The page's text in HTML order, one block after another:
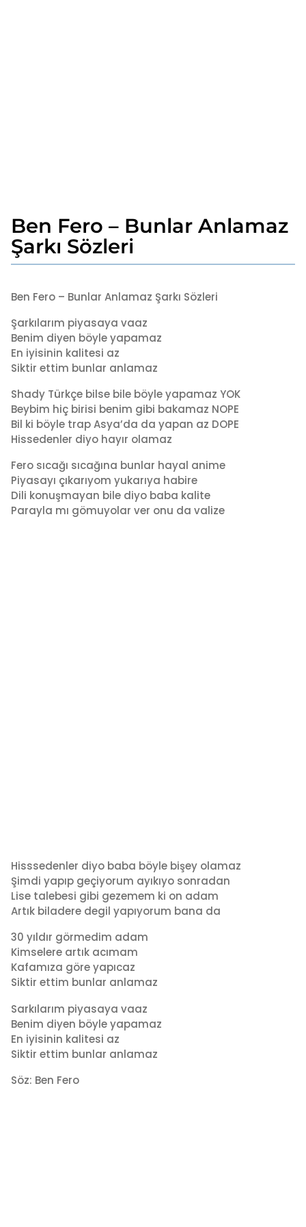
4
y
ı
l
g
4
y
ı
l
a
g
o
Ben Fero – Bunlar Anlamaz
Şarkı Sözleri
y
a
d
m
i
n
Ben Fero – Bunlar Anlamaz Şarkı Sözleri
Şarkılarım piyasaya vaaz
Benim diyen böyle yapamaz
En iyisinin kalitesi az
Siktir ettim bunlar anlamaz
Shady Türkçe bilse bile böyle yapamaz YOK
Beybim hiç birisi benim gibi bakamaz NOPE
Bil ki böyle trap Asya’da da yapan az DOPE
Hissedenler diyo hayır olamaz
Fero sıcağı sıcağına bunlar hayal anime
Piyasayı çıkarıyom yukarıya habire
Dili konuşmayan bile diyo baba kalite
Parayla mı gömuyolar ver onu da valize
Hisssedenler diyo baba böyle bişey olamaz
Şimdi yapıp geçiyorum ayıkıyo sonradan
Lise talebesi gibi gezemem ki on adam
Artık biladere degil yapıyorum bana da
30 yıldır görmedim adam
Kimselere artık acımam
Kafamıza göre yapıcaz
Siktir ettim bunlar anlamaz
Sarkılarım piyasaya vaaz
Benim diyen böyle yapamaz
En iyisinin kalitesi az
Siktir ettim bunlar anlamaz
Söz: Ben Fero